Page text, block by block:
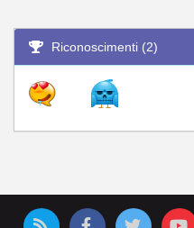
Riconoscimenti (2)